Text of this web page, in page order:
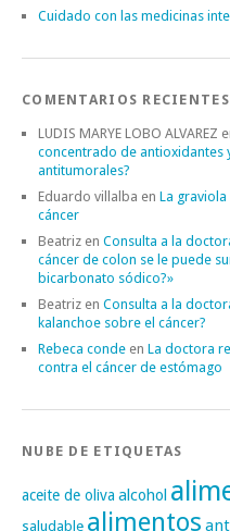
Cuidado con las medicinas
COMENTARIOS RECIENTES
LUDIS MARYE LOBO ALVAREZ
concentrado de antioxidantes
antitumorales?
Eduardo villalba en La
cáncer
Beatriz en Consulta a la
cáncer de colon se le puede
bicarbonato sódico?»
Beatriz en Consulta a la
kalanchoe sobre el cáncer?
Rebeca conde en La doctora
contra el cáncer de estómago
NUBE DE ETIQUETAS
aceite de oliva alcohol
saludable alimentos